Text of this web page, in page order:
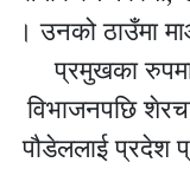
। उनको ठाउँमा
प्रमुखका
विभाजनपछि
पौडेललाई प्रदेश